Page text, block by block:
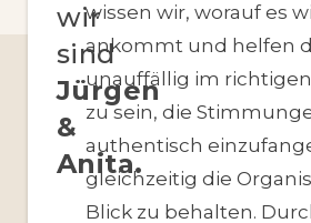
wir
sind
Jürgen
&
Anita.
wissen wir, worauf es
ankommt und helfen
unauffällig im
zu sein, die
authentisch
gleichzeitig die
Blick zu behalten.